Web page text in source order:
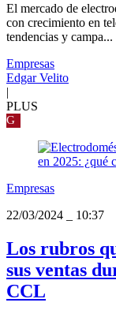
El mercado de
con crecimiento en
tendencias y campa...
Empresas
Edgar Velito
|
PLUS
G
Empresas
22/03/2024
10:37
Los rubros
sus ventas
CCL